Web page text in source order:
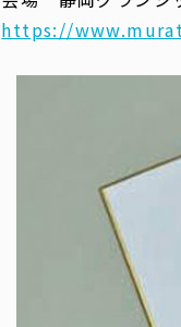
https://